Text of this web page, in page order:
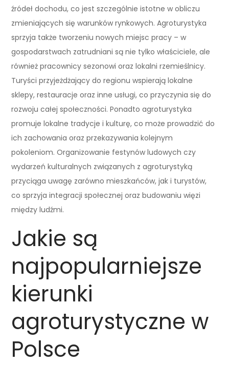
źródeł dochodu, co jest szczególnie istotne w obliczu
zmieniających się warunków rynkowych. Agroturystyka
sprzyja także tworzeniu nowych miejsc pracy – w
gospodarstwach zatrudniani są nie tylko właściciele, ale
również pracownicy sezonowi oraz lokalni rzemieślnicy.
Turyści przyjeżdżający do regionu wspierają lokalne
sklepy, restauracje oraz inne usługi, co przyczynia się do
rozwoju całej społeczności. Ponadto agroturystyka
promuje lokalne tradycje i kulturę, co może prowadzić do
ich zachowania oraz przekazywania kolejnym
pokoleniom. Organizowanie festynów ludowych czy
wydarzeń kulturalnych związanych z agroturystyką
przyciąga uwagę zarówno mieszkańców, jak i turystów,
co sprzyja integracji społecznej oraz budowaniu więzi
między ludźmi.
Jakie są
najpopularniejsze
kierunki
agroturystyczne w
Polsce